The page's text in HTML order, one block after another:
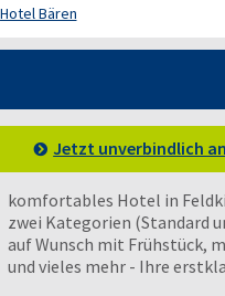
Hotel Bären
Jetzt unverbindlich
komfortables Hotel in
zwei Kategorien (Standard
auf Wunsch mit Frühstück,
und vieles mehr - Ihre